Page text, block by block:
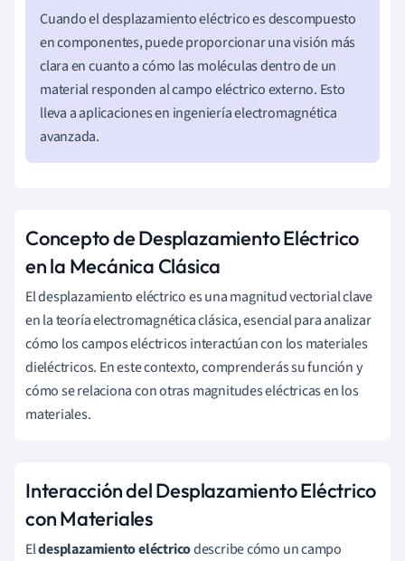
Cuando el desplazamiento eléctrico es descompuesto
en componentes, puede proporcionar una visión más
clara en cuanto a cómo las moléculas dentro de un
material responden al campo eléctrico externo. Esto
lleva a aplicaciones en ingeniería electromagnética
avanzada.
Concepto de Desplazamiento Eléctrico
en la Mecánica Clásica
El desplazamiento eléctrico es una magnitud vectorial clave
en la teoría electromagnética clásica, esencial para analizar
cómo los campos eléctricos interactúan con los materiales
dieléctricos. En este contexto, comprenderás su función y
cómo se relaciona con otras magnitudes eléctricas en los
materiales.
Interacción del Desplazamiento Eléctrico
con Materiales
Eldesplazamiento eléctricodescribe cómo un campo